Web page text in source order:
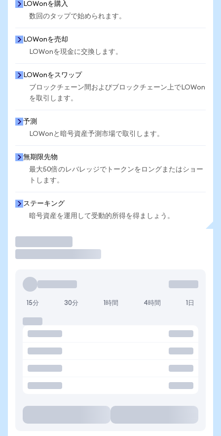
LOWonを購入
数回のタップで始められます。
LOWonを売却
LOWonを現金に交換します。
LOWonをスワップ
ブロックチェーン間およびブロックチェーン上でLOWon
を取引します。
予測
LOWonと暗号資産予測市場で取引します。
無期限先物
最大50倍のレバレッジでトークンをロングまたはショー
トします。
ステーキング
暗号資産を運用して受動的所得を得ましょう。
15分 30分 1時間 4時間 1日